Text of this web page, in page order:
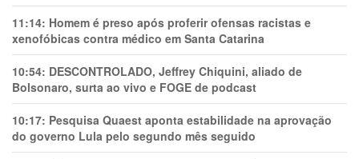
11:14: Homem é preso após proferir ofensas racistas e
xenofóbicas contra médico em Santa Catarina
10:54: DESCONTROLADO, Jeffrey Chiquini, aliado de
Bolsonaro, surta ao vivo e FOGE de podcast
10:17: Pesquisa Quaest aponta estabilidade na aprovação
do governo Lula pelo segundo mês seguido